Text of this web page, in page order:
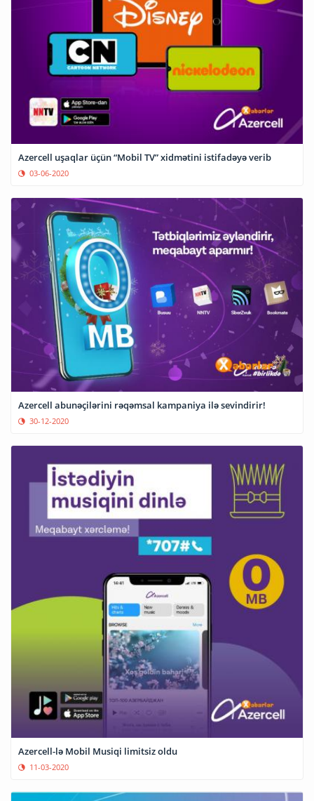
Azercell uşaqlar üçün “Mobil TV” xidmətini istifadəyə verib
03-06-2020
Azercell abunəçilərini rəqəmsal kampaniya ilə sevindirir!
30-12-2020
Azercell-lə Mobil Musiqi limitsiz oldu
11-03-2020